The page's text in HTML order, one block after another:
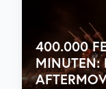
400.000
MINUTEN: